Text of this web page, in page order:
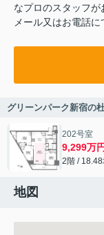
なプロのスタッフ
メール又はお電話に
グリーンパーク新宿の
202号室
9,299万円
2階 /
地図